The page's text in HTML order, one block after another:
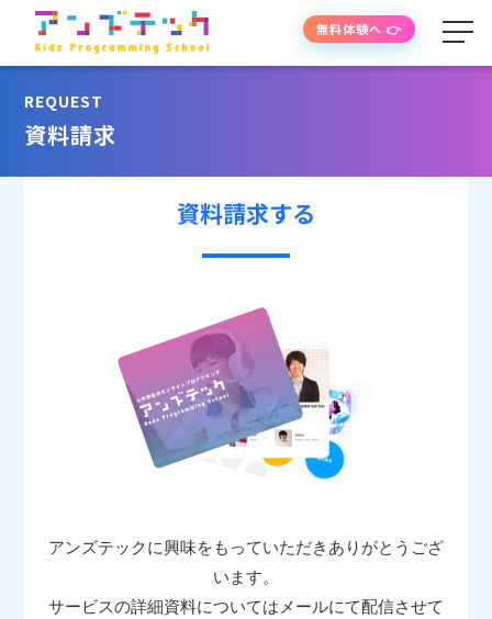
学べる内容
授業時間・料金
よくあるご質問
生徒・保護者の声
👉 無料体験お申込
無料体験へ 👉
REQUEST
資料請求
資料請求する
アンズテックに興味をもっていただきありがとうござ
います。
サービスの詳細資料についてはメールにて配信させて